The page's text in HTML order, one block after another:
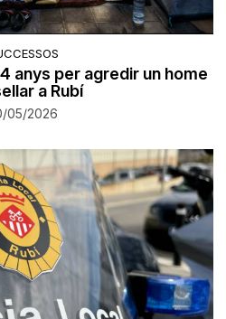
anys per agredir un home
a Rubí
05/2026